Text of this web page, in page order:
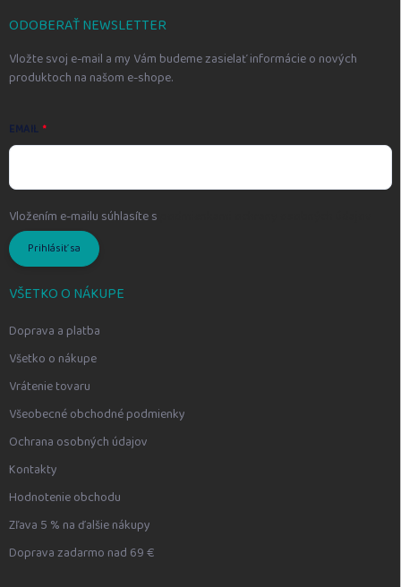
ODOBERAŤ NEWSLETTER
Vložte svoj e-mail a my Vám budeme zasielať informácie o nových
produktoch na našom e-shope.
EMAIL
Vložením e-mailu súhlasíte s
Prihlásiť sa
VŠETKO O NÁKUPE
Doprava a platba
Všetko o nákupe
Vrátenie tovaru
Všeobecné obchodné podmienky
Ochrana osobných údajov
Kontakty
Hodnotenie obchodu
Zľava 5 % na ďalšie nákupy
Doprava zadarmo nad 69 €